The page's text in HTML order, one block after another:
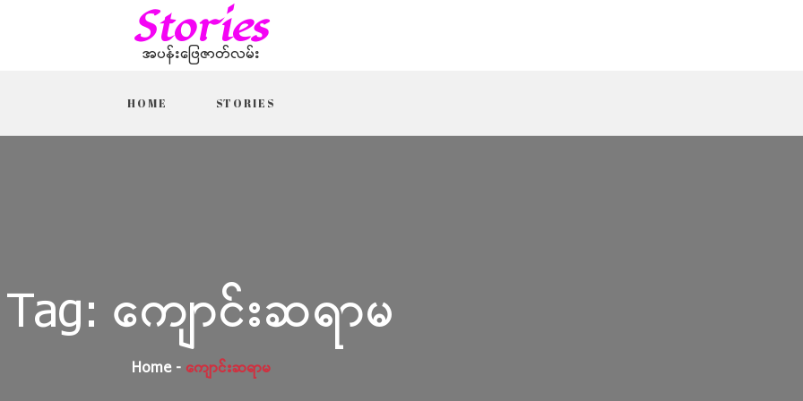
Stories
အပန်းဖြေဇာတ်လမ်း
HOME STORIES
Tag: ကျောင်းဆရာမ
Home ကျောင်းဆရာမ